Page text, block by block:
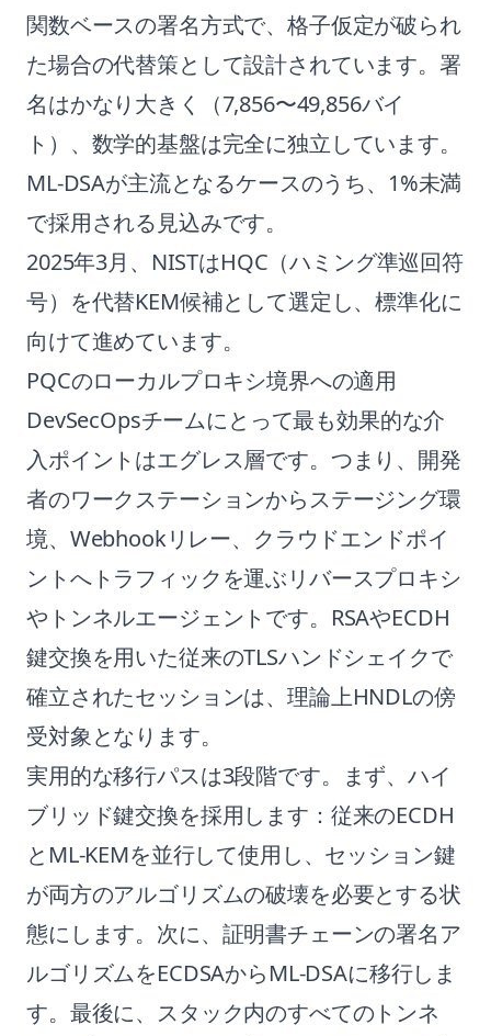
関数ベースの署名方式で、格子仮定が破られ
た場合の代替策として設計されています。署
名はかなり大きく（7,856〜49,856バイ
ト）、数学的基盤は完全に独立しています。
ML-DSAが主流となるケースのうち、1%未満
で採用される見込みです。
2025年3月、NISTはHQC（ハミング準巡回符
号）を代替KEM候補として選定し、標準化に
向けて進めています。
PQCのローカルプロキシ境界への適用
DevSecOpsチームにとって最も効果的な介
入ポイントはエグレス層です。つまり、開発
者のワークステーションからステージング環
境、Webhookリレー、クラウドエンドポイ
ントへトラフィックを運ぶリバースプロキシ
やトンネルエージェントです。RSAやECDH
鍵交換を用いた従来のTLSハンドシェイクで
確立されたセッションは、理論上HNDLの傍
受対象となります。
実用的な移行パスは3段階です。まず、ハイ
ブリッド鍵交換を採用します：従来のECDH
とML-KEMを並行して使用し、セッション鍵
が両方のアルゴリズムの破壊を必要とする状
態にします。次に、証明書チェーンの署名ア
ルゴリズムをECDSAからML-DSAに移行しま
す。最後に、スタック内のすべてのトンネ